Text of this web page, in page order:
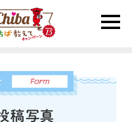
toggle